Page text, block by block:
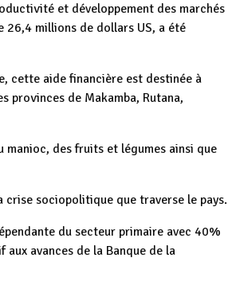
et développement des marchés
26,4 millions de dollars US, a été
cette aide financière est destinée à
provinces de Makamba, Rutana,
manioc, des fruits et légumes ainsi que
crise sociopolitique que traverse le pays.
du secteur primaire avec 40%
avances de la Banque de la